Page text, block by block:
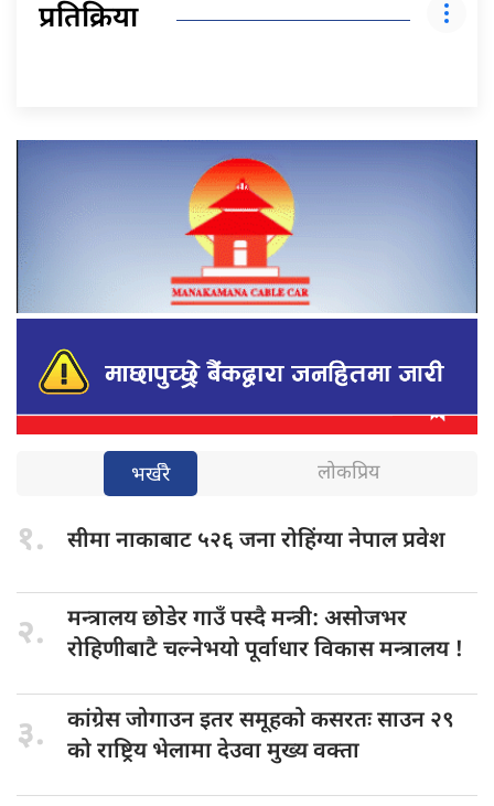
प्रतिक्रिया
भर्खरै लोकप्रिय
१. सीमा नाकाबाट ५२६ जना रोहिंग्या नेपाल प्रवेश
२. मन्त्रालय छोडेरगाउँ पस्दै मन्त्री: असोजभर
रोहिणीबाटै चल्नेभयो पूर्वाधार विकास मन्त्रालय !
३. कांग्रेस जोगाउनइतर समूहको कसरतः साउन २९
को राष्ट्रिय भेलामा देउवा मुख्य वक्ता